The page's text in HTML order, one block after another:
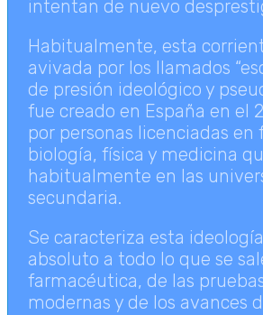
intentan de nuevo
Habitualmente, esta
avivada por los llamados
de presión ideológico y
fue creado en España en el
por personas licenciadas en
biología, física y medicina
habitualmente en las
secundaria.
Se caracteriza esta
absoluto a todo lo que se
farmacéutica, de las
modernas y de los avances